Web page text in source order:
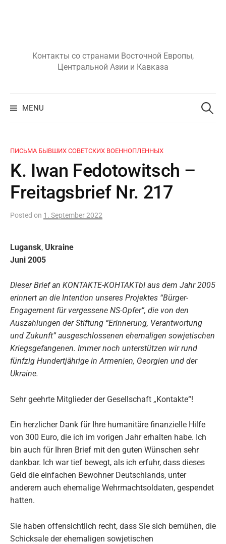
Контакты со странами Восточной Европы,
Центральной Азии и Кавказа
MENU
Search
for:
ПИСЬМА БЫВШИХ СОВЕТСКИХ ВОЕННОПЛЕННЫХ
K. Iwan Fedotowitsch –
Freitagsbrief Nr. 217
Posted on 1. September 2022
Lugansk, Ukraine
Juni 2005
Dieser Brief an KONTAKTE-KOHTAKTbI aus dem Jahr 2005
erinnert an die Intention unseres Projektes “Bürger-
Engagement für vergessene NS-Opfer”, die von den
Auszahlungen der Stiftung “Erinnerung, Verantwortung
und Zukunft” ausgeschlossenen ehemaligen sowjetischen
Kriegsgefangenen. Immer noch unterstützen wir rund
fünfzig Hundertjährige in Armenien, Georgien und der
Ukraine.
Sehr geehrte Mitglieder der Gesellschaft „Kontakte“!
Ein herzlicher Dank für Ihre humanitäre finanzielle Hilfe
von 300 Euro, die ich im vorigen Jahr erhalten habe. Ich
bin auch für Ihren Brief mit den guten Wünschen sehr
dankbar. Ich war tief bewegt, als ich erfuhr, dass dieses
Geld die einfachen Bewohner Deutschlands, unter
anderem auch ehemalige Wehrmachtsoldaten, gespendet
hatten.
Sie haben offensichtlich recht, dass Sie sich bemühen, die
Schicksale der ehemaligen sowjetischen